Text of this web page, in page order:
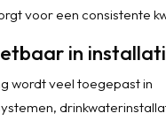
voor een consistente
in
wordt veel toegepast in